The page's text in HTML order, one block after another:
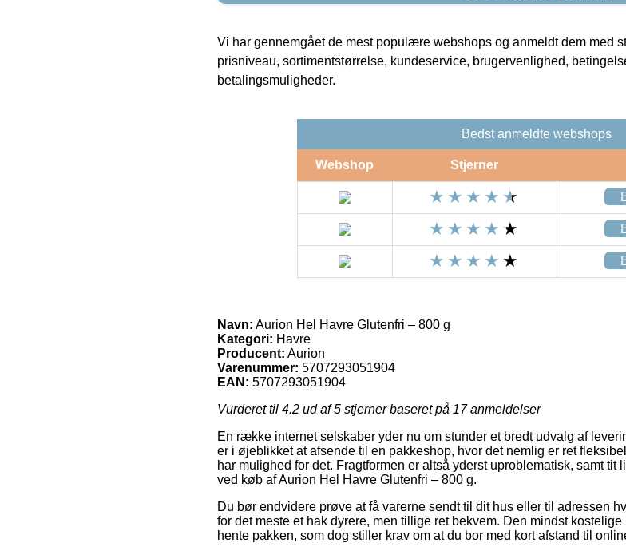
Vi har gennemgået de mest populære webshops og anmeldt dem med
prisniveau, sortimentstørrelse, kundeservice, brugervenlighed,
betalingsmuligheder.
Bedst anmeldte webshops
Webshop Stjerner
Navn: Aurion Hel Havre Glutenfri – 800 g
Kategori: Havre
Producent: Aurion
Varenummer: 5707293051904
EAN: 5707293051904
Vurderet til 4.2 ud af 5 stjerner baseret på 17anmeldelser
En række internet selskaber yder nu om stunder et bredt udvalg af
er i øjeblikket at afsende til en pakkeshop, hvor det nemlig er ret
har mulighed for det. Fragtformen er altså yderst uproblematisk, samt
ved køb af Aurion Hel Havre Glutenfri – 800 g.
Du bør endvidere prøve at få varerne sendt til dit hus eller til adressen
for det meste et hak dyrere, men tillige ret bekvem. Den mindst
hente pakken, som dog stiller krav om at du bor med kort afstand til